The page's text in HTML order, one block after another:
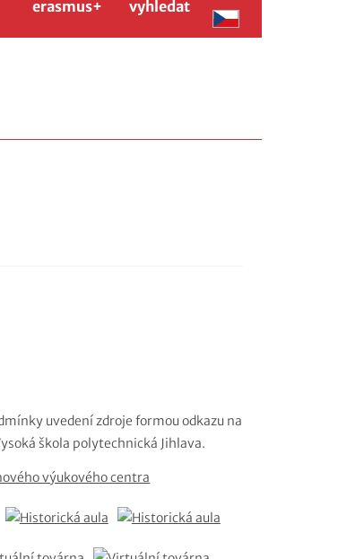
erasmus+ vyhledat
uvedení zdroje formou odkazu na
škola polytechnická Jihlava.